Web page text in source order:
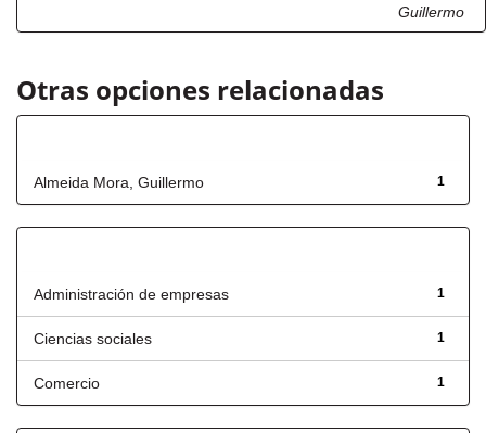
Guillermo
Otras opciones relacionadas
1
Almeida Mora, Guillermo
1
Administración de empresas
1
Ciencias sociales
1
Comercio